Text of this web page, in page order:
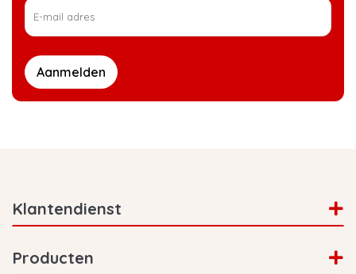
Aanmelden
Klantendienst
Producten